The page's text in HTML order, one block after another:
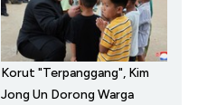
Korut "Terpanggang", Kim
Jong Un Dorong Warga